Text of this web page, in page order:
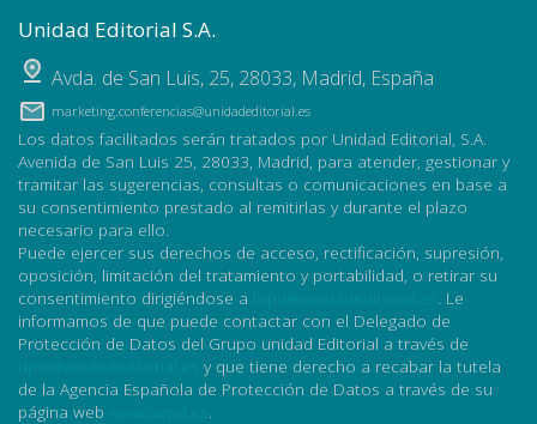
Unidad Editorial S.A.
Avda. de San Luis, 25, 28033, Madrid, España
marketing.conferencias@unidadeditorial.es
Los datos facilitados serán tratados por Unidad Editorial, S.A.
Avenida de San Luis 25, 28033, Madrid, para atender, gestionar y
tramitar las sugerencias, consultas o comunicaciones en base a
su consentimiento prestado al remitirlas y durante el plazo
necesario para ello.
Puede ejercer sus derechos de acceso, rectificación, supresión,
oposición, limitación del tratamiento y portabilidad, o retirar su
consentimiento dirigiéndose a
. Le
informamos de que puede contactar con el Delegado de
Protección de Datos del Grupo unidad Editorial a través de
y que tiene derecho a recabar la tutela
de la Agencia Española de Protección de Datos a través de su
página web
.